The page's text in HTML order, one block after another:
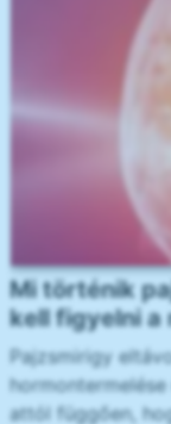
Mi történik
kell figyelni a
Pajzsmirigy
attól függően,